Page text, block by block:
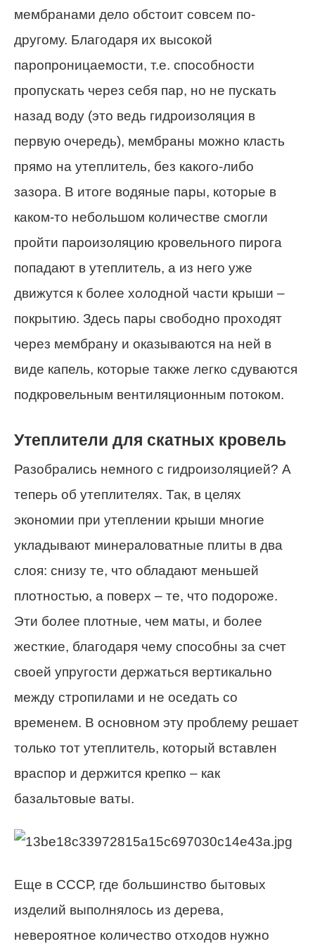
мембранами дело обстоит совсем по-
другому. Благодаря их высокой
паропроницаемости, т.е. способности
пропускать через себя пар, но не пускать
назад воду (это ведь гидроизоляция в
первую очередь), мембраны можно класть
прямо на утеплитель, без какого-либо
зазора. В итоге водяные пары, которые в
каком-то небольшом количестве смогли
пройти пароизоляцию кровельного пирога
попадают в утеплитель, а из него уже
движутся к более холодной части крыши –
покрытию. Здесь пары свободно проходят
через мембрану и оказываются на ней в
виде капель, которые также легко сдуваются
подкровельным вентиляционным потоком.
Утеплители для скатных кровель
Разобрались немного с гидроизоляцией? А
теперь об утеплителях. Так, в целях
экономии при утеплении крыши многие
укладывают минераловатные плиты в два
слоя: снизу те, что обладают меньшей
плотностью, а поверх – те, что подороже.
Эти более плотные, чем маты, и более
жесткие, благодаря чему способны за счет
своей упругости держаться вертикально
между стропилами и не оседать со
временем. В основном эту проблему решает
только тот утеплитель, который вставлен
враспор и держится крепко – как
базальтовые ваты.
Еще в СССР, где большинство бытовых
изделий выполнялось из дерева,
невероятное количество отходов нужно